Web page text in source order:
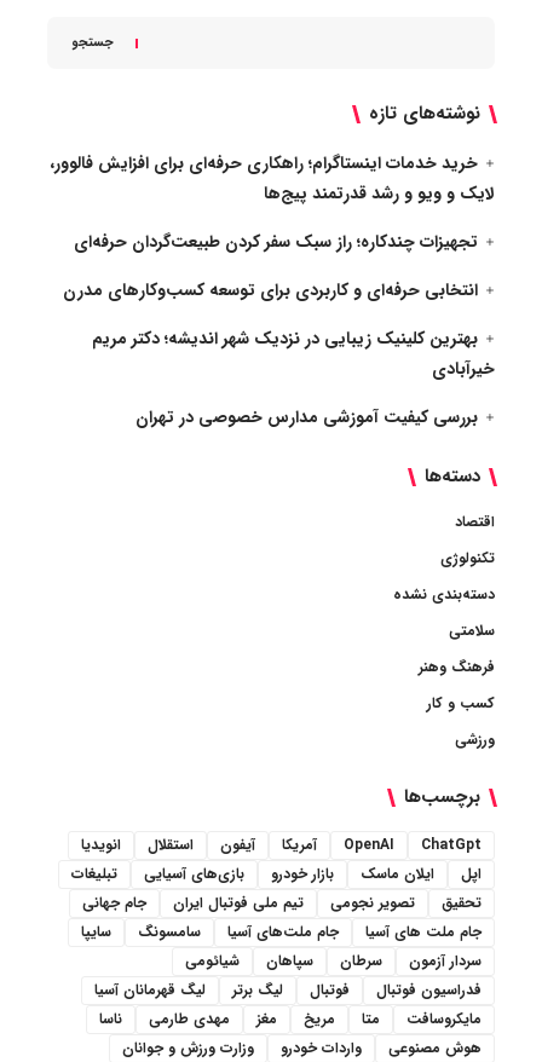
جستجو
نوشته‌های تازه
خرید خدمات اینستاگرام؛ راهکاری حرفه‌ای برای افزایش فالوور،
لایک و ویو و رشد قدرتمند پیج‌ها
تجهیزات چندکاره؛ راز سبک سفر کردن طبیعت‌گردان حرفه‌ای
انتخابی حرفه‌ای و کاربردی برای توسعه کسب‌وکارهای مدرن
بهترین کلینیک زیبایی در نزدیک شهر اندیشه؛ دکتر مریم
خیرآبادی
بررسی کیفیت آموزشی مدارس خصوصی در تهران
دسته‌ها
اقتصاد
تکنولوژی
دسته‌بندی نشده
سلامتی
فرهنگ وهنر
کسب و کار
ورزشی
برچسب‌ها
ChatGpt
OpenAI آمریکا آیفون استقلال
انویدیا
اپل
ایلان ماسک بازار خودرو بازی‌های آسیایی
تبلیغات
تحقیق
تصویر نجومی تیم ملی فوتبال ایران
جام جهانی
جام ملت های آسیا
جام ملت‌های آسیا سامسونگ
سایپا
سردار آزمون
سرطان سپاهان
شیائومی
فدراسیون فوتبال
فوتبال لیگ برتر
لیگ قهرمانان آسیا
مایکروسافت
متا مریخ مغز مهدی طارمی
ناسا
هوش مصنوعی
واردات خودرو
وزارت ورزش و جوانان